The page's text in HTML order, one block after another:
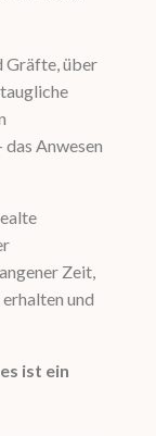
Gräfte, über
Anwesen
Zeit,
und
ist ein